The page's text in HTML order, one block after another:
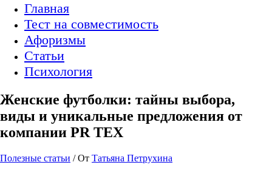
Главная
Тест на совместимость
Афоризмы
Статьи
Психология
Женские футболки: тайны выбора,
виды и уникальные предложения от
компании PR TEX
Полезные статьи / От Татьяна Петрухина